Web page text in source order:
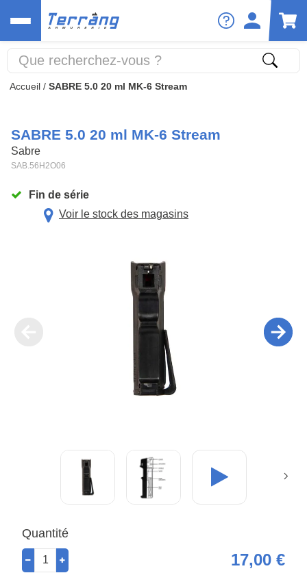
Accueil / SABRE 5.0 20 ml MK-6 Stream
SABRE 5.0 20 ml MK-6 Stream
Sabre
SAB.56H2O06
Fin de série
Voir le stock des magasins
Quantité
17,00 €